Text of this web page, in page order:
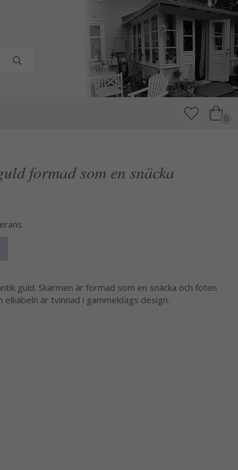
0
formad som en snäcka
guld. Skärmen är formad som en snäcka och foten
elkabeln är tvinnad i gammeldags design.